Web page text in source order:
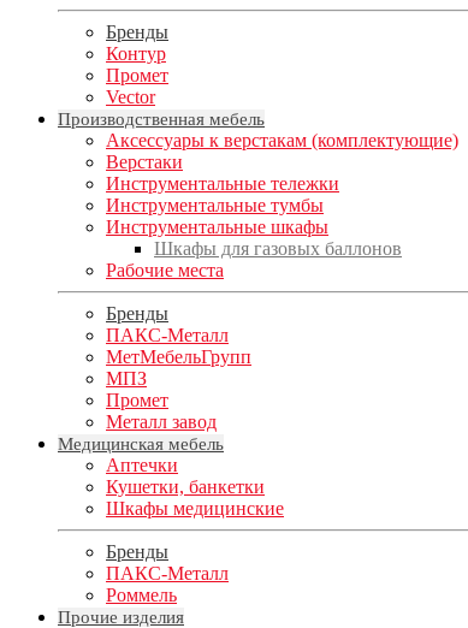
Бренды
Контур
Промет
Vector
Производственная мебель
Аксессуары к верстакам (комплектующие)
Верстаки
Инструментальные тележки
Инструментальные тумбы
Инструментальные шкафы
Шкафы для газовых баллонов
Рабочие места
Бренды
ПАКС-Металл
МетМебельГрупп
МПЗ
Промет
Металл завод
Медицинская мебель
Аптечки
Кушетки, банкетки
Шкафы медицинские
Бренды
ПАКС-Металл
Роммель
Прочие изделия